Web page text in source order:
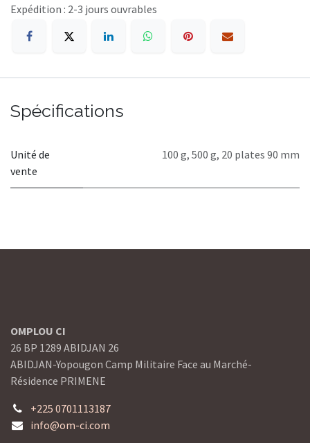
Expédition : 2-3 jours ouvrables
Spécifications
Unité de
vente
100 g, 500 g, 20 plates 90 mm
OMPLOU CI
26 BP 1289 ABIDJAN 26
ABIDJAN-Yopougon Camp Militaire Face au Marché-
Résidence PRIMENE
+225 0701113187
info@om-ci.com